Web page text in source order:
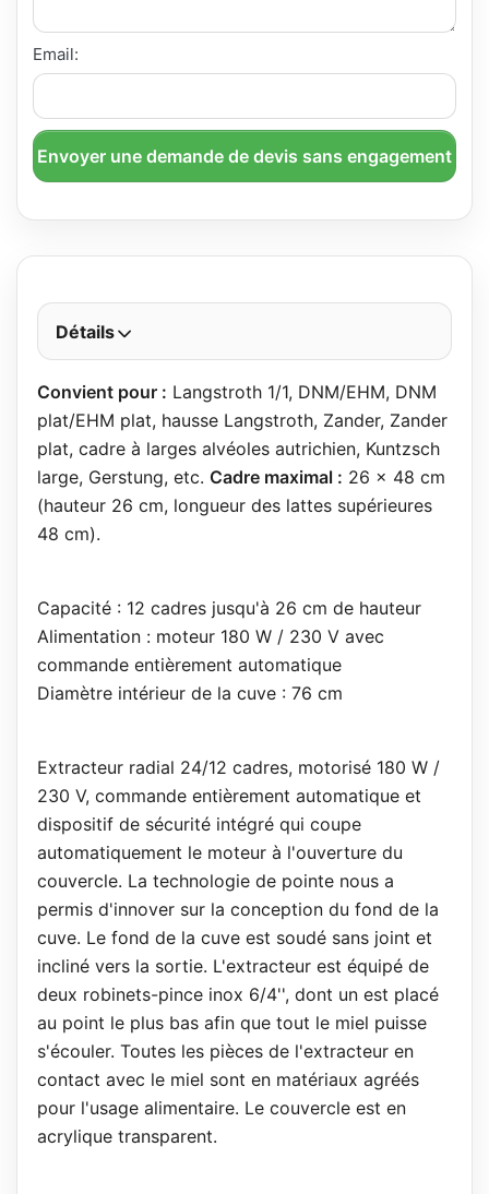
Email:
Envoyer une demande de devis sans engagement
Détails
Convient pour : Langstroth 1/1, DNM/EHM, DNM
plat/EHM plat, hausse Langstroth, Zander, Zander
plat, cadre à larges alvéoles autrichien, Kuntzsch
large, Gerstung, etc. Cadre maximal : 26 x 48 cm
(hauteur 26 cm, longueur des lattes supérieures
48 cm).
Capacité : 12 cadres jusqu'à 26 cm de hauteur
Alimentation : moteur 180 W / 230 V avec
commande entièrement automatique
Diamètre intérieur de la cuve : 76 cm
Extracteur radial 24/12 cadres, motorisé 180 W /
230 V, commande entièrement automatique et
dispositif de sécurité intégré qui coupe
automatiquement le moteur à l'ouverture du
couvercle. La technologie de pointe nous a
permis d'innover sur la conception du fond de la
cuve. Le fond de la cuve est soudé sans joint et
incliné vers la sortie. L'extracteur est équipé de
deux robinets-pince inox 6/4'', dont un est placé
au point le plus bas afin que tout le miel puisse
s'écouler. Toutes les pièces de l'extracteur en
contact avec le miel sont en matériaux agréés
pour l'usage alimentaire. Le couvercle est en
acrylique transparent.